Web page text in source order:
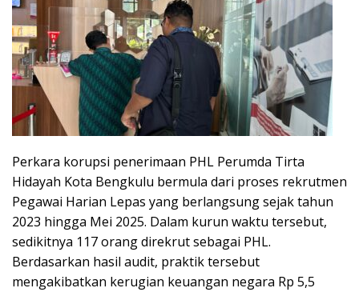
Perkara korupsi penerimaan PHL Perumda Tirta
Hidayah Kota Bengkulu bermula dari proses rekrutmen
Pegawai Harian Lepas yang berlangsung sejak tahun
2023 hingga Mei 2025. Dalam kurun waktu tersebut,
sedikitnya 117 orang direkrut sebagai PHL.
Berdasarkan hasil audit, praktik tersebut
mengakibatkan kerugian keuangan negara Rp 5,5